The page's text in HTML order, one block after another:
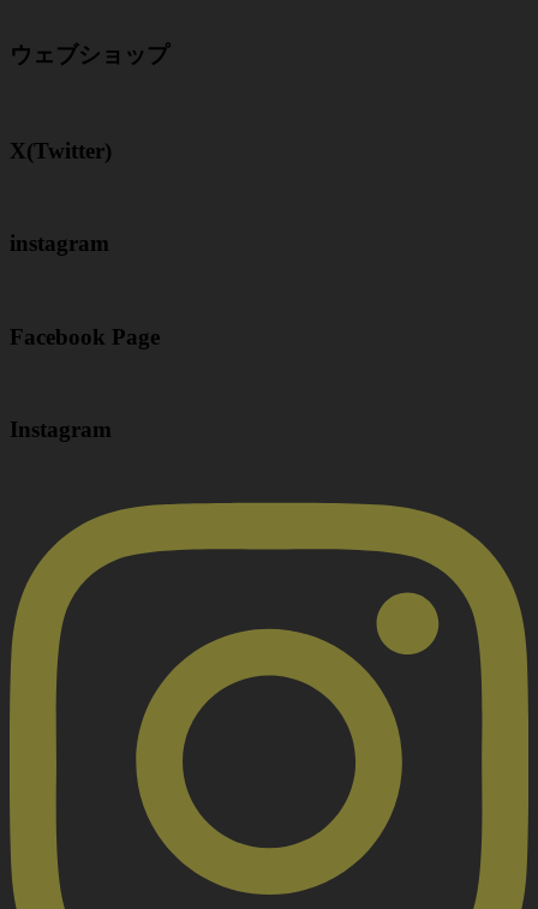
ウェブショップ
X(Twitter)
instagram
Facebook Page
Instagram